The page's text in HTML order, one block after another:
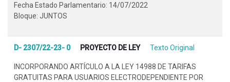
Fecha Estado Parlamentario: 14/07/2022
Bloque: JUNTOS
D- 2307/22-23- 0 PROYECTO DE LEY Texto Original
INCORPORANDO ARTÍCULO A LA LEY 14988 DE TARIFAS
GRATUITAS PARA USUARIOS ELECTRODEPENDIENTE POR